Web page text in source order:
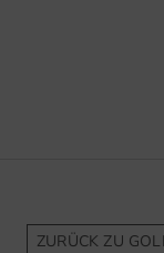
ZURÜCK ZU